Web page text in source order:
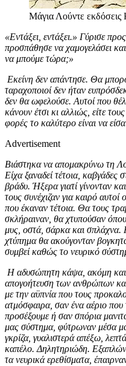
Μάγια Λούντε εκδόσεις
«Εντάξει, εντάξει.» Γύρισε
προσπάθησε να χαμογελάσει
να μπούμε τώρα;»
Εκείνη δεν απάντησε. Θα
ταραχοποιοί δεν ήταν
δεν θα ωφελούσε. Αυτοί που
κάνουν έτσι κι αλλιώς, είτε
φορές το καλύτερο είναι να
Advertisement
Βιάστηκα να απομακρύνω τη
Είχα ξαναδεί τέτοια, καβγάδες
βράδυ. Ήξερα γιατί γίνονταν
τους συνέχιζαν για καιρό αυτοί
που έκαναν τέτοια. Θα τους
σκλήραιναν, θα χτυπούσαν
μυς, οστά, σάρκα και σπλάχνα.
χτύπημα θα ακούγονταν
συμβεί καθώς το νευρικό
Η αδυσώπητη κάψα, ακόμη και
απογοήτευση των ανθρώπων
με την αϋπνία που τους
ατμόσφαιρα, σαν ένα αέριο που
προσέξουμε ή σαν σπόρια
μας σύστημα, φύτρωναν μέσα
γκρίζα, γυαλιστερά απέξω,
καπέλο. Δηλητηριώδη.
τα νευρικά ερεθίσματα,